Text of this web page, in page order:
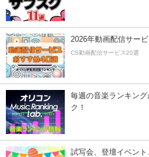
2026年動画配信サー
CS動画配信サービス20選
毎週の音楽ランキン
ク！
試写会、登壇イベン